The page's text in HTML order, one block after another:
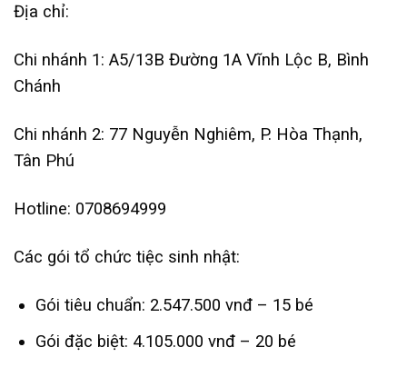
Địa chỉ:
Chi nhánh 1: A5/13B Đường 1A Vĩnh Lộc B, Bình
Chánh
Chi nhánh 2: 77 Nguyễn Nghiêm, P. Hòa Thạnh,
Tân Phú
Hotline: 0708694999
Các gói tổ chức tiệc sinh nhật:
Gói tiêu chuẩn: 2.547.500 vnđ – 15 bé
Gói đặc biệt: 4.105.000 vnđ – 20 bé